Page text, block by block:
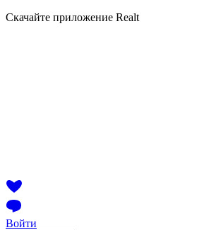
Скачайте приложение Realt
Войти